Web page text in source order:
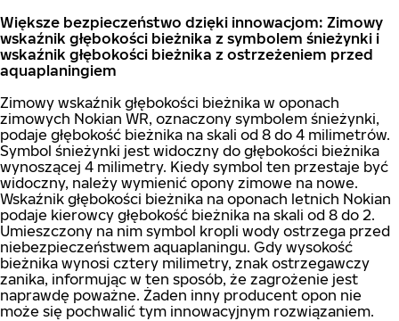
Większe bezpieczeństwo dzięki innowacjom: Zimowy
wskaźnik głębokości bieżnika z symbolem śnieżynki i
wskaźnik głębokości bieżnika z ostrzeżeniem przed
aquaplaningiem
Zimowy wskaźnik głębokości bieżnika w oponach
zimowych Nokian WR, oznaczony symbolem śnieżynki,
podaje głębokość bieżnika na skali od 8 do 4 milimetrów.
Symbol śnieżynki jest widoczny do głębokości bieżnika
wynoszącej 4 milimetry. Kiedy symbol ten przestaje być
widoczny, należy wymienić opony zimowe na nowe.
Wskaźnik głębokości bieżnika na oponach letnich Nokian
podaje kierowcy głębokość bieżnika na skali od 8 do 2.
Umieszczony na nim symbol kropli wody ostrzega przed
niebezpieczeństwem aquaplaningu. Gdy wysokość
bieżnika wynosi cztery milimetry, znak ostrzegawczy
zanika, informując w ten sposób, że zagrożenie jest
naprawdę poważne. Żaden inny producent opon nie
może się pochwalić tym innowacyjnym rozwiązaniem.